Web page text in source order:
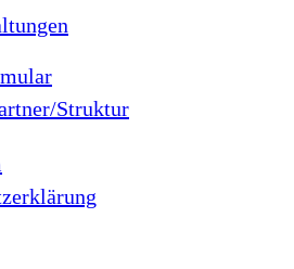
Struktur